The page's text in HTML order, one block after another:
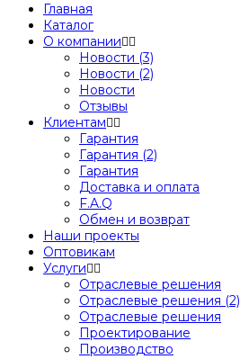
Главная
Каталог
О компании
Новости (3)
Новости (2)
Новости
Отзывы
Клиентам
Гарантия
Гарантия (2)
Гарантия
Доставка и оплата
F.A.Q
Обмен и возврат
Наши проекты
Оптовикам
Услуги
Отраслевые решения
Отраслевые решения (2)
Отраслевые решения
Проектирование
Производство